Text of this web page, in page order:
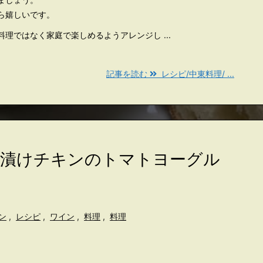
しいです。
理ではなく家庭で楽しめるようアレンジし ...
記事を読む レシピ/中東料理/ ...
けチキンのトマトヨーグル
, レシピ , ワイン , 料理 , 料理